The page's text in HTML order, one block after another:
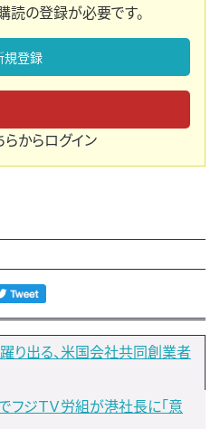
読の登録が必要です。
規登録
らからログイン
り出る、米国会社共同創業者
フジＴＶ労組が港社長に「意